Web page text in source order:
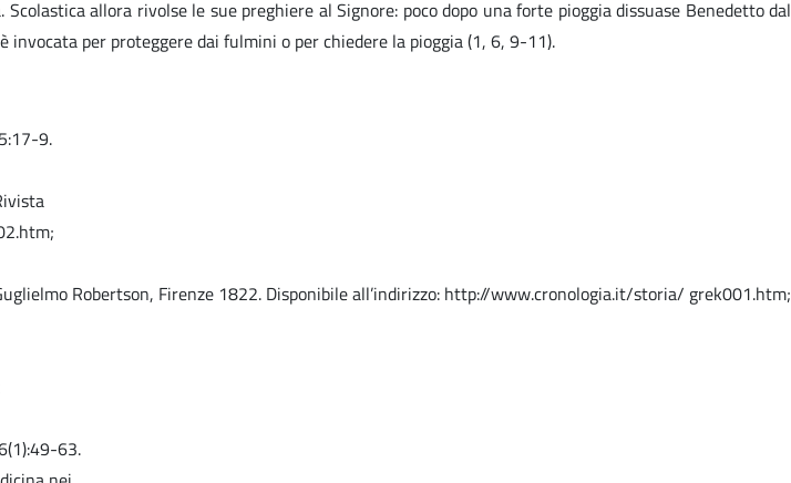
allora rivolse le sue preghiere al Signore: poco dopo una forte pioggia dissuase Benedetto dal
invocata per proteggere dai fulmini o per chiedere la pioggia (1, 6, 9-11).
9.
Robertson, Firenze 1822. Disponibile all’indirizzo: http://www.cronologia.it/storia/ grek001.htm;
63.